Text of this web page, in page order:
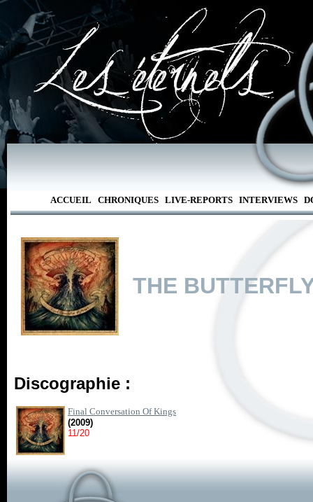
ACCUEIL CHRONIQUES LIVE-REPORTS INTERVIEWS
THE
Discographie :
Final Conversation Of Kings
(2009)
11/20